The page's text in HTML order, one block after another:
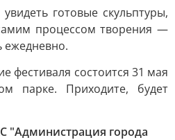
готовые скульптуры,
процессом творения —
ежедневно.
фестиваля состоится 31 мая
парке. Приходите, будет
"Администрация города